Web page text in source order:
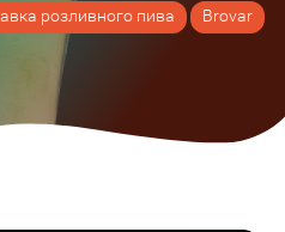
розливного пива Brovar